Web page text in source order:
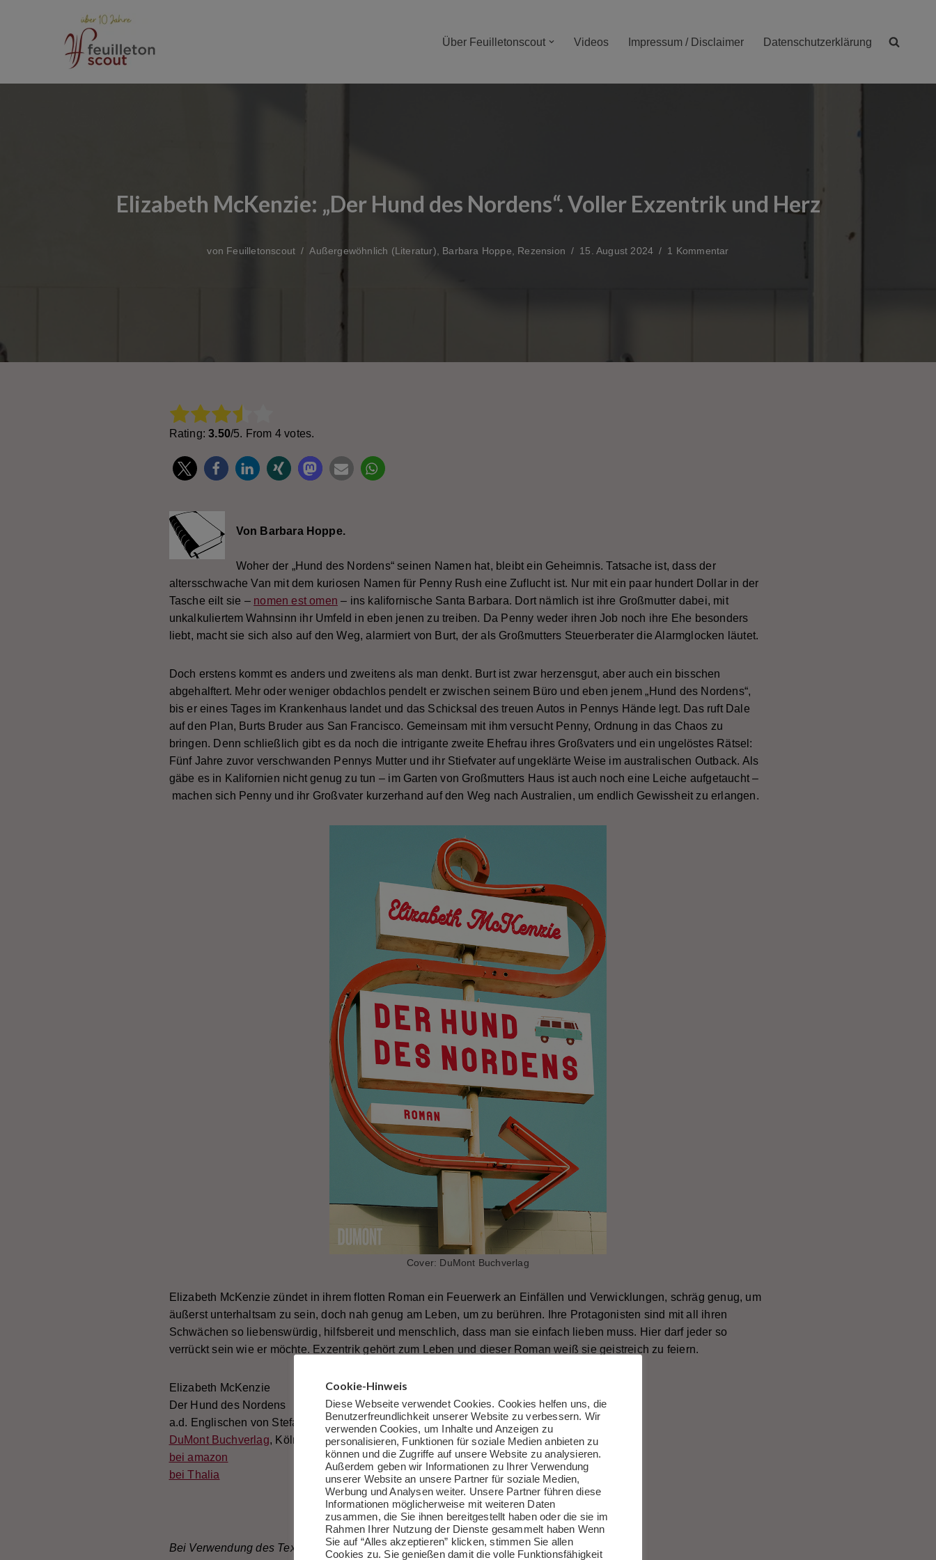
Über Feuilletonscout Videos Impressum / Disclaimer Datenschutzerklärung
Elizabeth McKenzie: „Der Hund des Nordens“. Voller Exzentrik und Herz
von Feuilletonscout Außergewöhnlich (Literatur) Barbara Hoppe Rezension 15. August 2024 1 Kommentar
Rate this item:
Rating:3.50/5. From 4 votes.
Von Barbara Hoppe.
Woher der „Hund des Nordens“ seinen Namen hat, bleibt ein Geheimnis. Tatsache ist, dass der
altersschwache Van mit dem kuriosen Namen für Penny Rush eine Zuflucht ist. Nur mit ein paar hundert Dollar in der
Tasche eilt sie – nomen est omen – ins kalifornische Santa Barbara. Dort nämlich ist ihre Großmutter dabei, mit
unkalkuliertem Wahnsinn ihr Umfeld in eben jenen zu treiben. Da Penny weder ihren Job noch ihre Ehe besonders
liebt, macht sie sich also auf den Weg, alarmiert von Burt, der als Großmutters Steuerberater die Alarmglocken läutet.
Doch erstens kommt es anders und zweitens als man denkt. Burt ist zwar herzensgut, aber auch ein bisschen
abgehalftert. Mehr oder weniger obdachlos pendelt er zwischen seinem Büro und eben jenem „Hund des Nordens“,
bis er eines Tages im Krankenhaus landet und das Schicksal des treuen Autos in Pennys Hände legt. Das ruft Dale
auf den Plan, Burts Bruder aus San Francisco. Gemeinsam mit ihm versucht Penny, Ordnung in das Chaos zu
bringen. Denn schließlich gibt es da noch die intrigante zweite Ehefrau ihres Großvaters und ein ungelöstes Rätsel:
Fünf Jahre zuvor verschwanden Pennys Mutter und ihr Stiefvater auf ungeklärte Weise im australischen Outback. Als
gäbe es in Kalifornien nicht genug zu tun – im Garten von Großmutters Haus ist auch noch eine Leiche aufgetaucht –
machen sich Penny und ihr Großvater kurzerhand auf den Weg nach Australien, um endlich Gewissheit zu erlangen.
Cover: DuMont Buchverlag
Elizabeth McKenzie zündet in ihrem flotten Roman ein Feuerwerk an Einfällen und Verwicklungen, schräg genug, um
äußerst unterhaltsam zu sein, doch nah genug am Leben, um zu berühren. Ihre Protagonisten sind mit all ihren
Schwächen so liebenswürdig, hilfsbereit und menschlich, dass man sie einfach lieben muss. Hier darf jeder so
verrückt sein wie er möchte. Exzentrik gehört zum Leben und dieser Roman weiß sie geistreich zu feiern.
Elizabeth McKenzie
Der Hund des Nordens
a.d. Englischen von Stefanie Ochel
DuMont Buchverlag, Köln 2024
bei amazon
bei Thalia
Bei Verwendung des Textes bitte Quelle angeben bzw. verlinken.
Cookie-Hinweis
Diese Webseite verwendet Cookies. Cookies helfen uns, die
Benutzerfreundlichkeit unserer Website zu verbessern. Wir
verwenden Cookies, um Inhalte und Anzeigen zu
personalisieren, Funktionen für soziale Medien anbieten zu
können und die Zugriffe auf unsere Website zu analysieren.
Außerdem geben wir Informationen zu Ihrer Verwendung
unserer Website an unsere Partner für soziale Medien,
Werbung und Analysen weiter. Unsere Partner führen diese
Informationen möglicherweise mit weiteren Daten
zusammen, die Sie ihnen bereitgestellt haben oder die sie im
Rahmen Ihrer Nutzung der Dienste gesammelt haben Wenn
Sie auf “Alles akzeptieren” klicken, stimmen Sie allen
Cookies zu. Sie genießen damit die volle Funktionsfähigkeit